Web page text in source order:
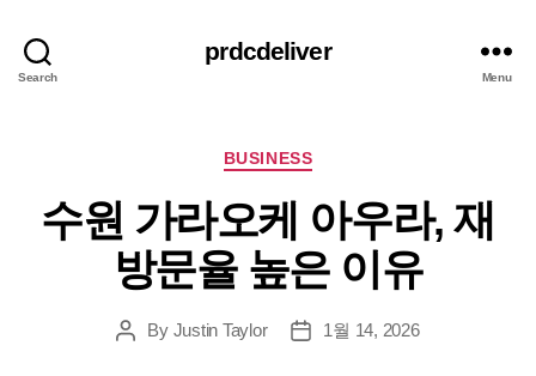
Search
prdcdeliver
Menu
Categories
BUSINESS
수원 가라오케 아우라, 재
방문율 높은 이유
PostBy Justin Taylor
Post1월 14, 2026